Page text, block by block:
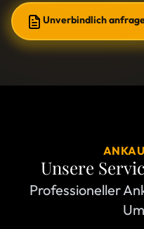
Unverbindlich
Unsere
Professioneller